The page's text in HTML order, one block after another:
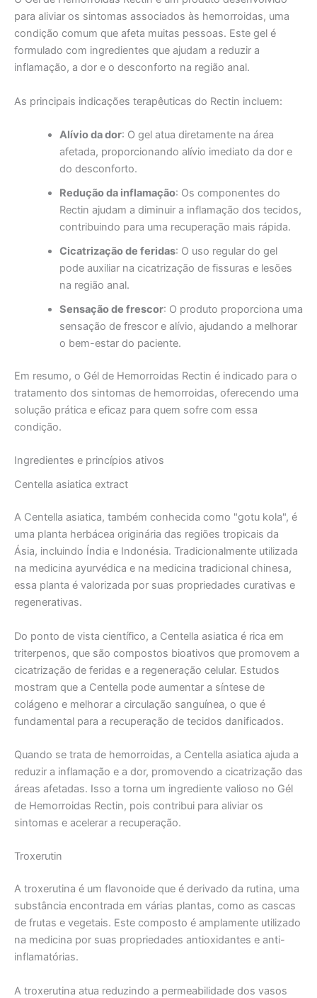
para aliviar os sintomas associados às hemorroidas, uma
condição comum que afeta muitas pessoas. Este gel é
formulado com ingredientes que ajudam a reduzir a
inflamação, a dor e o desconforto na região anal.
As principais indicações terapêuticas do Rectin incluem:
Alívio da dor: O gel atua diretamente na área
afetada, proporcionando alívio imediato da dor e
do desconforto.
Redução da inflamação: Os componentes do
Rectin ajudam a diminuir a inflamação dos tecidos,
contribuindo para uma recuperação mais rápida.
Cicatrização de feridas: O uso regular do gel
pode auxiliar na cicatrização de fissuras e lesões
na região anal.
Sensação de frescor: O produto proporciona uma
sensação de frescor e alívio, ajudando a melhorar
o bem-estar do paciente.
Em resumo, o Gél de Hemorroidas Rectin é indicado para o
tratamento dos sintomas de hemorroidas, oferecendo uma
solução prática e eficaz para quem sofre com essa
condição.
Ingredientes e princípios ativos
Centella asiatica extract
A Centella asiatica, também conhecida como "gotu kola", é
uma planta herbácea originária das regiões tropicais da
Ásia, incluindo Índia e Indonésia. Tradicionalmente utilizada
na medicina ayurvédica e na medicina tradicional chinesa,
essa planta é valorizada por suas propriedades curativas e
regenerativas.
Do ponto de vista científico, a Centella asiatica é rica em
triterpenos, que são compostos bioativos que promovem a
cicatrização de feridas e a regeneração celular. Estudos
mostram que a Centella pode aumentar a síntese de
colágeno e melhorar a circulação sanguínea, o que é
fundamental para a recuperação de tecidos danificados.
Quando se trata de hemorroidas, a Centella asiatica ajuda a
reduzir a inflamação e a dor, promovendo a cicatrização das
áreas afetadas. Isso a torna um ingrediente valioso no Gél
de Hemorroidas Rectin, pois contribui para aliviar os
sintomas e acelerar a recuperação.
Troxerutin
A troxerutina é um flavonoide que é derivado da rutina, uma
substância encontrada em várias plantas, como as cascas
de frutas e vegetais. Este composto é amplamente utilizado
na medicina por suas propriedades antioxidantes e anti-
inflamatórias.
A troxerutina atua reduzindo a permeabilidade dos vasos